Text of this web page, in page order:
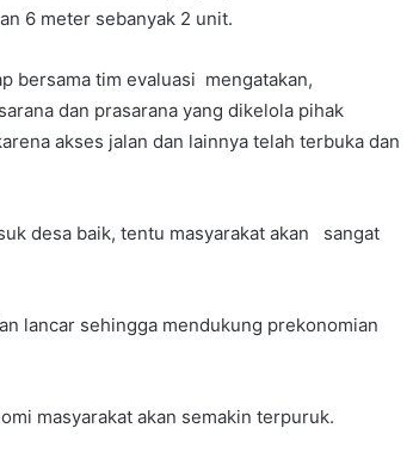
6 meter sebanyak 2 unit.
bersama tim evaluasi mengatakan,
dan prasarana yang dikelola pihak
akses jalan dan lainnya telah terbuka dan
desa baik, tentu masyarakat akan sangat
lancar sehingga mendukung prekonomian
masyarakat akan semakin terpuruk.